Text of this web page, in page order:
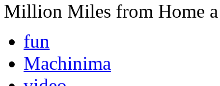
Million Miles from Home
fun
Machinima